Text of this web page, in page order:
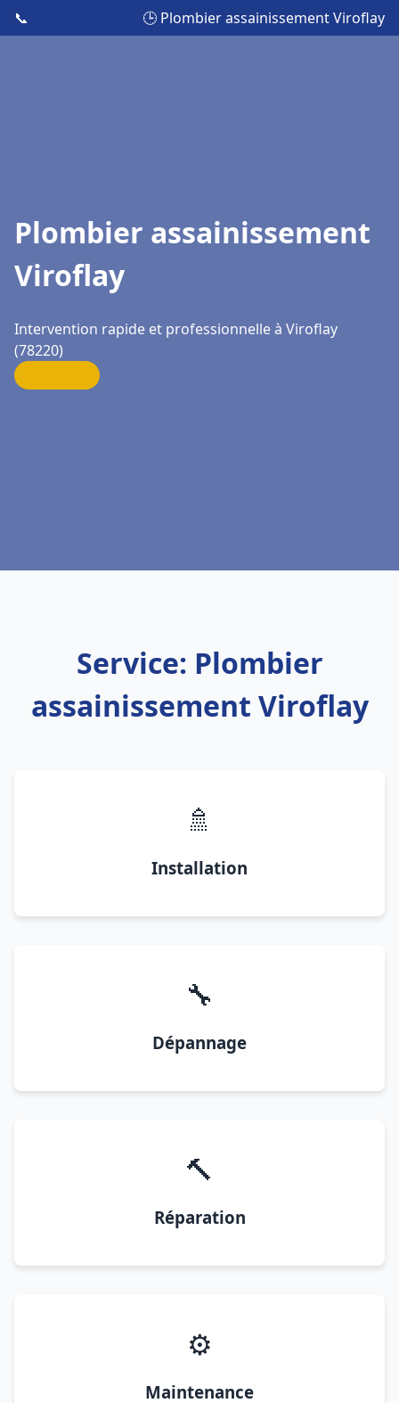
📞 🕒 Plombier assainissement Viroflay
Plombier assainissement
Viroflay
Intervention rapide et professionnelle à Viroflay
(78220)
Service: Plombier
assainissement Viroflay
🚿
Installation
🔧
Dépannage
🔨
Réparation
⚙️
Maintenance